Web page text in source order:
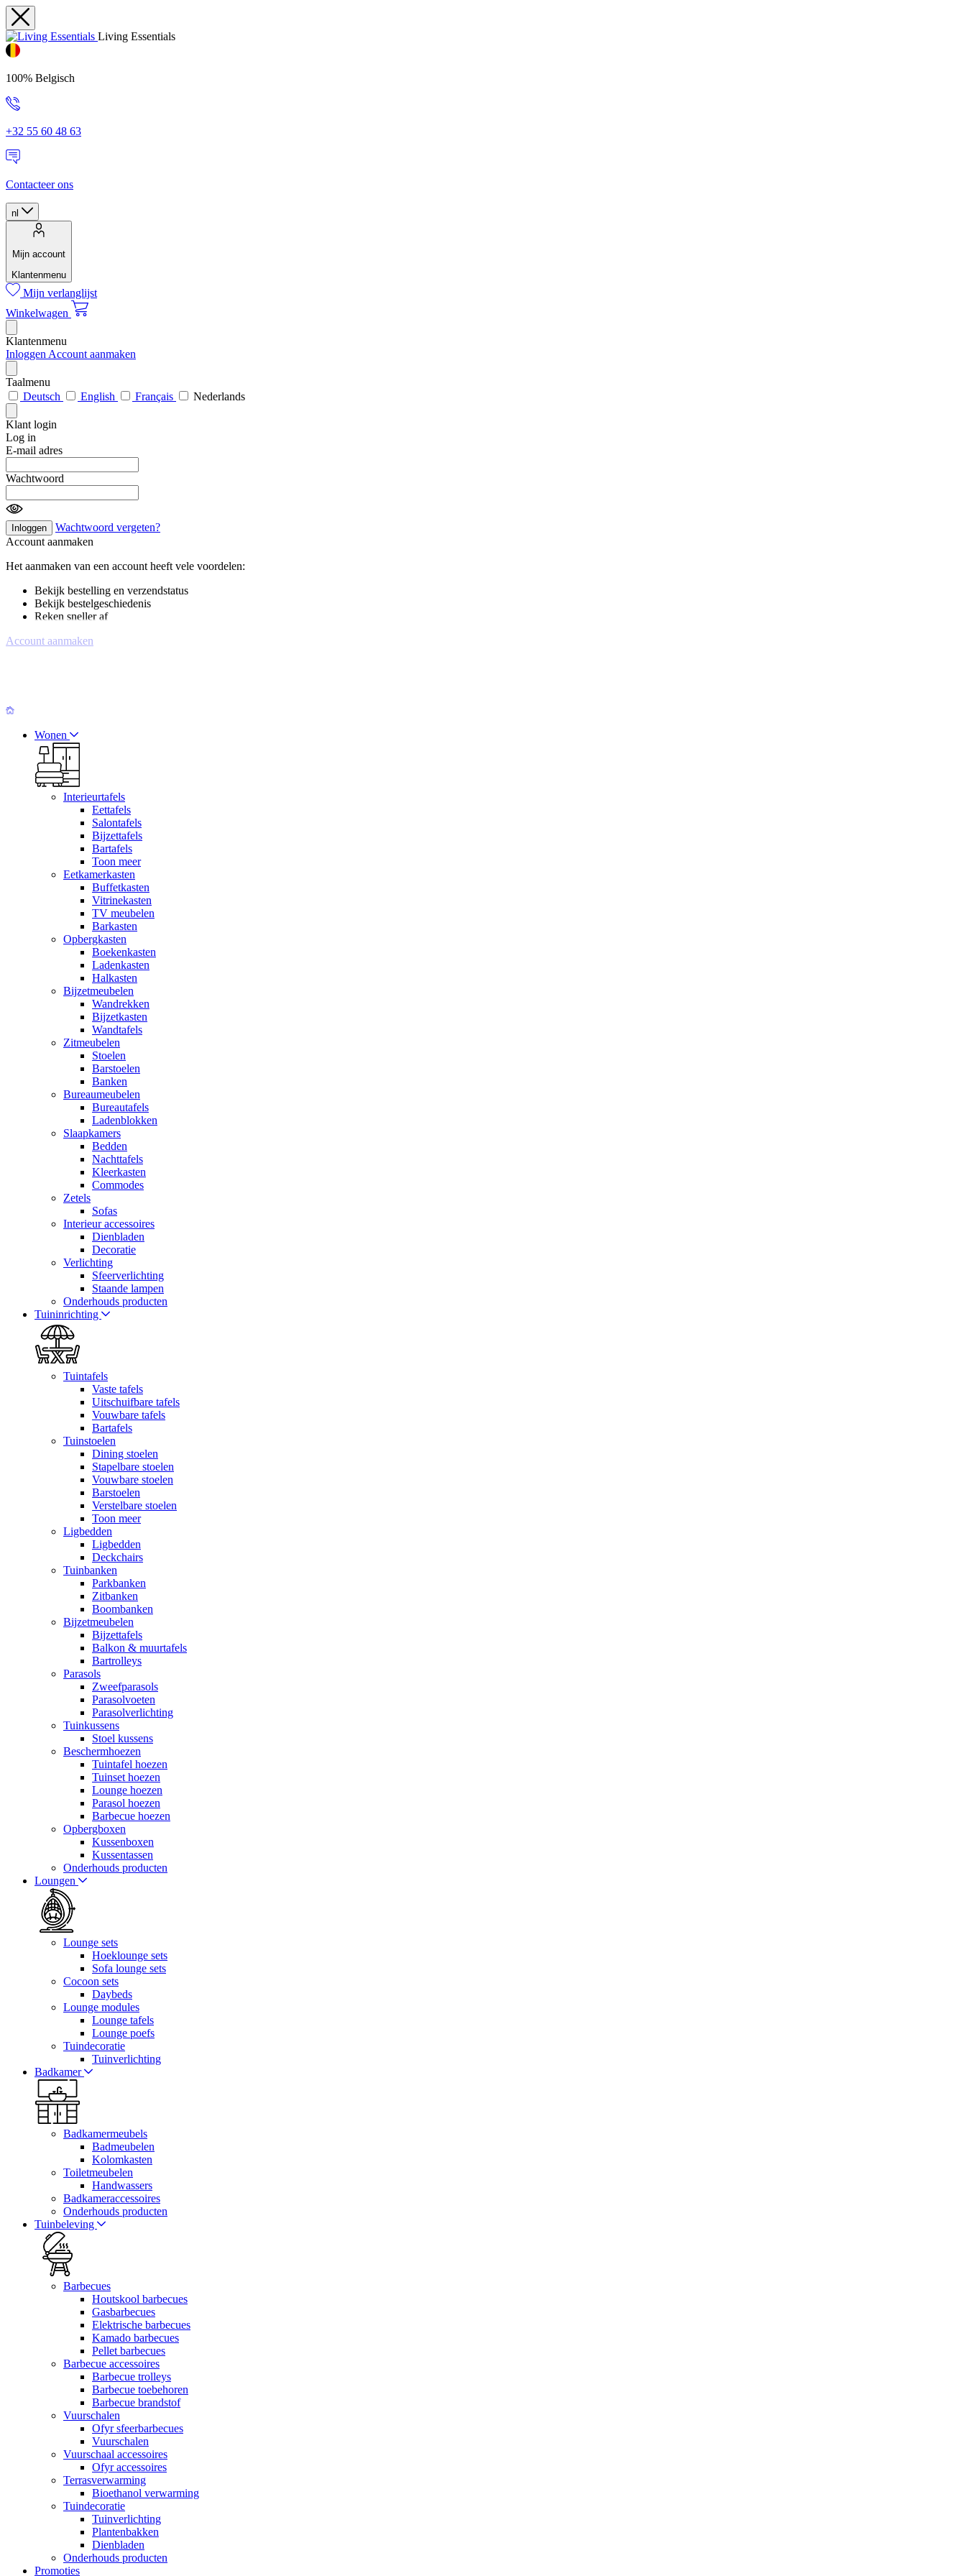
Living Essentials
100% Belgisch
+32 55 60 48 63
Contacteer ons
nl
Mijn account
Klantenmenu
Mijn verlanglijst
Winkelwagen
Klantenmenu
Inloggen Account aanmaken
Taalmenu
Deutsch
English Français Nederlands
Klant login
Log in
E-mail adres
Wachtwoord
Inloggen
Wachtwoord vergeten?
Account aanmaken
Het aanmaken van een account heeft vele voordelen:
Bekijk bestelling en verzendstatus
Bekijk bestelgeschiedenis
Reken sneller af
Account aanmaken
Wonen
Interieurtafels
Eettafels
Salontafels
Bijzettafels
Bartafels
Toon meer
Eetkamerkasten
Buffetkasten
Vitrinekasten
TV meubelen
Barkasten
Opbergkasten
Boekenkasten
Ladenkasten
Halkasten
Bijzetmeubelen
Wandrekken
Bijzetkasten
Wandtafels
Zitmeubelen
Stoelen
Barstoelen
Banken
Bureaumeubelen
Bureautafels
Ladenblokken
Slaapkamers
Bedden
Nachttafels
Kleerkasten
Commodes
Zetels
Sofas
Interieur accessoires
Dienbladen
Decoratie
Verlichting
Sfeerverlichting
Staande lampen
Onderhouds producten
Tuininrichting
Tuintafels
Vaste tafels
Uitschuifbare tafels
Vouwbare tafels
Bartafels
Tuinstoelen
Dining stoelen
Stapelbare stoelen
Vouwbare stoelen
Barstoelen
Verstelbare stoelen
Toon meer
Ligbedden
Ligbedden
Deckchairs
Tuinbanken
Parkbanken
Zitbanken
Boombanken
Bijzetmeubelen
Bijzettafels
Balkon & muurtafels
Bartrolleys
Parasols
Zweefparasols
Parasolvoeten
Parasolverlichting
Tuinkussens
Stoel kussens
Beschermhoezen
Tuintafel hoezen
Tuinset hoezen
Lounge hoezen
Parasol hoezen
Barbecue hoezen
Opbergboxen
Kussenboxen
Kussentassen
Onderhouds producten
Loungen
Lounge sets
Hoeklounge sets
Sofa lounge sets
Cocoon sets
Daybeds
Lounge modules
Lounge tafels
Lounge poefs
Tuindecoratie
Tuinverlichting
Badkamer
Badkamermeubels
Badmeubelen
Kolomkasten
Toiletmeubelen
Handwassers
Badkameraccessoires
Onderhouds producten
Tuinbeleving
Barbecues
Houtskool barbecues
Gasbarbecues
Elektrische barbecues
Kamado barbecues
Pellet barbecues
Barbecue accessoires
Barbecue trolleys
Barbecue toebehoren
Barbecue brandstof
Vuurschalen
Ofyr sfeerbarbecues
Vuurschalen
Vuurschaal accessoires
Ofyr accessoires
Terrasverwarming
Bioethanol verwarming
Tuindecoratie
Tuinverlichting
Plantenbakken
Dienbladen
Onderhouds producten
Promoties